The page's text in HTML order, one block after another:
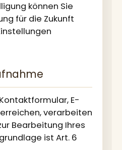
können Sie
für die Zukunft
E-
verarbeiten
Bearbeitung Ihres
ist Art. 6